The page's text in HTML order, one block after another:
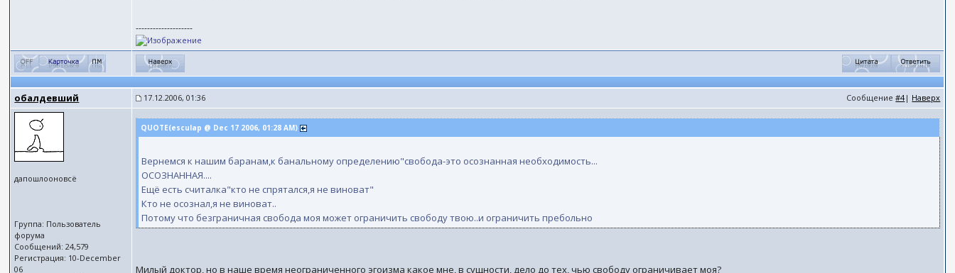
--------------------
обалдевший 17.12.2006, 01:36 Сообщение#4| Наверх
дапошлооновсё
Группа: Пользователь
форума
Сообщений: 24,579
Регистрация: 10-December
06
QUOTE(esculap @ Dec 17 2006, 01:28 AM)
Вернемся к нашим баранам,к банальному определению"свобода-это осознанная необходимость...
ОСОЗНАННАЯ....
Ещё есть считалка"кто не спрятался,я не виноват"
Кто не осознал,я не виноват..
Потому что безграничная свобода моя может ограничить свободу твою..и ограничить пребольно
Милый доктор, но в наше время неограниченного эгоизма какое мне, в сущности, дело до тех, чью свободу ограничивает моя?